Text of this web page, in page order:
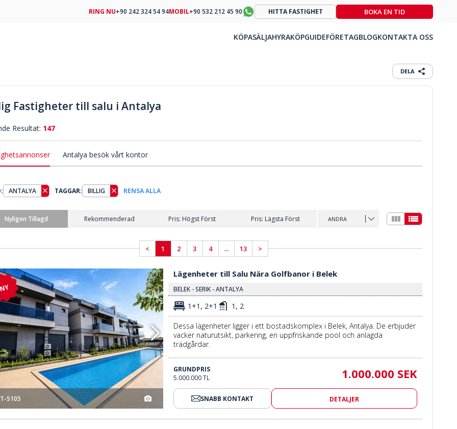
DELA
Fastigheter till salu i Antalya
Resultat: 147
Antalya besök vårt kontor
ANTALYA TAGGAR: BILLIG RENSA ALLA
Nyligen Tillagd Rekommenderad Pris: Högst Först Pris: Lägsta Först ANDRA
< 1 2 3 4 ... 13 >
Lägenheter Till Salu Nära Golfbanor I Belek 3
NY
5105
Lägenheter till Salu Nära Golfbanor i Belek
BELEK - SERIK - ANTALYA
1+1, 2+1 1, 2
Dessa lägenheter ligger i ett bostadskomplex i Belek, Antalya. De erbjuder
vacker naturutsikt, parkering, en uppfriskande pool och anlagda
trädgårdar.
GRUNDPRIS
5.000.000 TL
1.000.000 SEK
SNABB KONTAKT DETALJER
RING NU+90 242 324 54 94MOBIL+90 532 212 45 90 HITTA FASTIGHET BOKA EN TID
KÖPASÄLJAHYRAKÖPGUIDEFÖRETAGBLOGKONTAKTA OSS